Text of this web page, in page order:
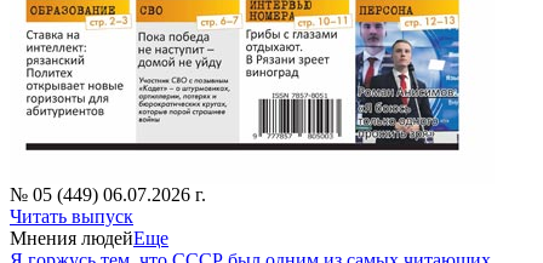
№ 05 (449) 06.07.2026 г.
Читать выпуск
Мнения людейЕще